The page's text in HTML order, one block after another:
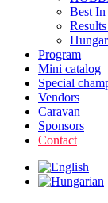
Best
Program
Mini catalog
Special
Vendors
Caravan
Sponsors
Contact